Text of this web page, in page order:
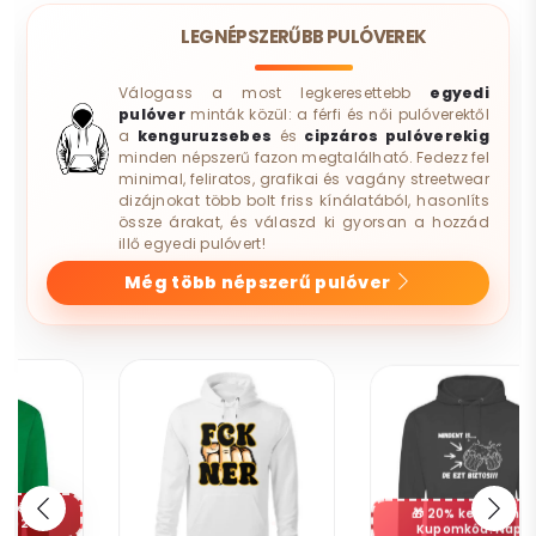
LEGNÉPSZERŰBB PULÓVEREK
Válogass a most legkeresettebb egyedi
pulóverminták közül: a férfi és női pulóverektől
a kenguruzsebes és cipzáros pulóverekig
minden népszerű fazon megtalálható. Fedezz fel
minimal, feliratos, grafikai és vagány streetwear
dizájnokat több bolt friss kínálatából, hasonlíts
össze árakat, és válaszd ki gyorsan a hozzád
illő egyedi pulóvert!
Még több népszerű pulóver
20% kedvezmény
Kupomkód: Nap20